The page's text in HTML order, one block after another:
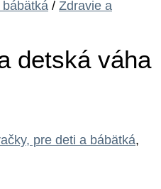
bábätká / Zdravie a
detská váha
pre deti a bábätká,